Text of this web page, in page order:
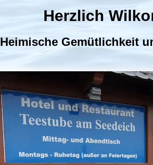
Herzlich
Heimische Gemütlichkeit